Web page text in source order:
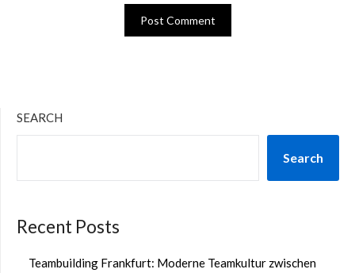
SEARCH
Search
Recent Posts
Teambuilding Frankfurt: Moderne Teamkultur zwischen